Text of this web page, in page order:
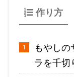
作り方
もやしの
ラを千切